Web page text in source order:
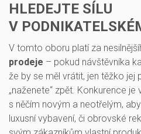
HLEDEJTE SÍLU
V
V tomto oboru platí za
prodeje – pokud návštěvníka
že by se měl vrátit, jen těžko jej
„naženete“ zpět. Konkurence
s něčím novým a neotřelým,
luxusní vybavení, či obrovské